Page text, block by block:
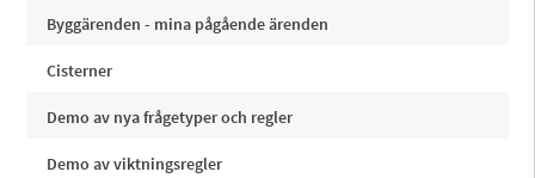
Byggärenden - mina pågående ärenden
Cisterner
Demo av nya frågetyper och regler
Demo av viktningsregler